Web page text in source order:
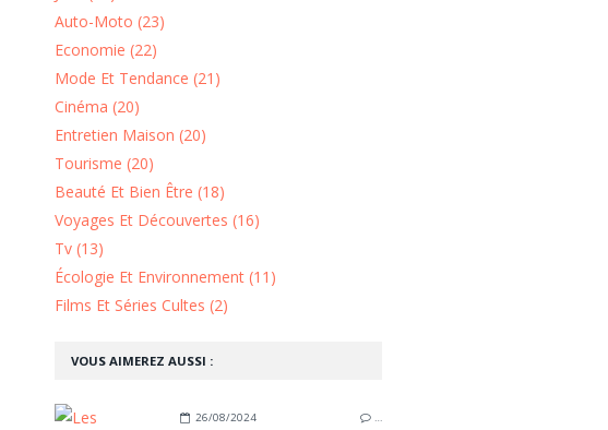
VOUS AIMEREZ AUSSI :
26/08/2024 …
Auto-Moto (23)
Economie (22)
Mode Et Tendance (21)
Cinéma (20)
Entretien Maison (20)
Tourisme (20)
Beauté Et Bien Être (18)
Voyages Et Découvertes (16)
Tv (13)
Écologie Et Environnement (11)
Films Et Séries Cultes (2)